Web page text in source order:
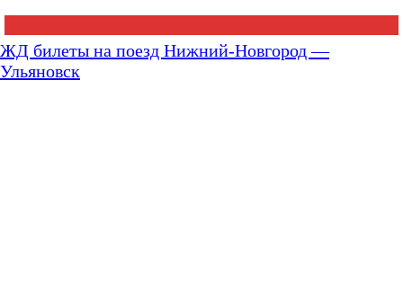
ЖД билеты на поезд Нижний-Новгород —
Ульяновск